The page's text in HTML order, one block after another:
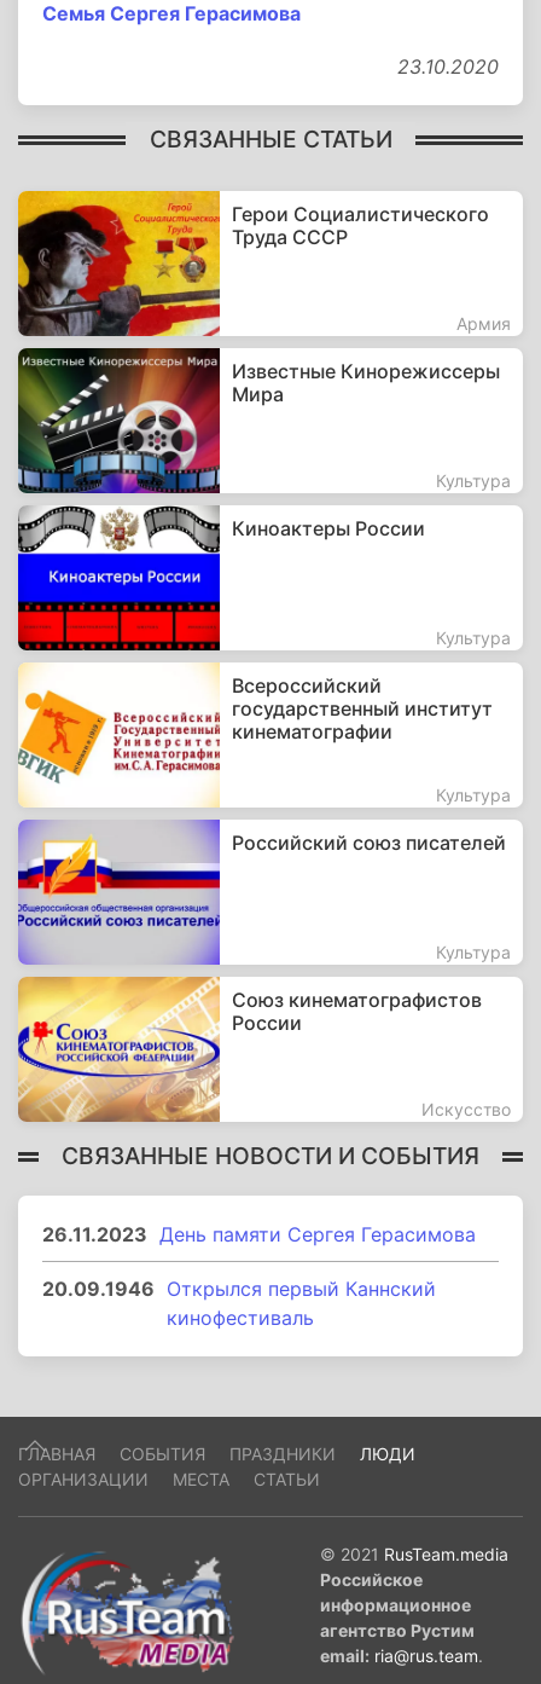
Семья Сергея Герасимова
23.10.2020
СВЯЗАННЫЕ СТАТЬИ
Герои Социалистического
Труда СССР
Армия
Известные Кинорежиссеры
Мира
Культура
Киноактеры России
Культура
Всероссийский
государственный институт
кинематографии
Культура
Российский союз писателей
Культура
Союз кинематографистов
России
Искусство
СВЯЗАННЫЕ НОВОСТИ И СОБЫТИЯ
26.11.2023 День памяти Сергея Герасимова
20.09.1946 Открылся первый Каннский
кинофестиваль
ГЛАВНАЯ СОБЫТИЯ ПРАЗДНИКИ
ЛЮДИ
ОРГАНИЗАЦИИ
МЕСТА СТАТЬИ
© 2021 RusTeam.media
Российское
информационное
агентство Рустим
email: ria@rus.team.